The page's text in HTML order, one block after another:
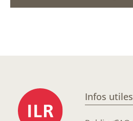
Infos utiles